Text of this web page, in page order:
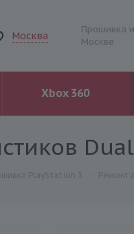
Москва
Прошивка
Москве
Xbox 360